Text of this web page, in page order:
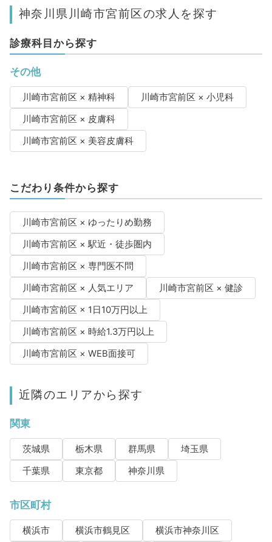
神奈川県川崎市宮前区の求人を探す
診療科目から探す
その他
川崎市宮前区 × 精神科
川崎市宮前区 × 小児科
川崎市宮前区 × 皮膚科
川崎市宮前区 × 美容皮膚科
こだわり条件から探す
川崎市宮前区 × ゆったりめ勤務
川崎市宮前区 × 駅近・徒歩圏内
川崎市宮前区 × 専門医不問
川崎市宮前区 × 人気エリア
川崎市宮前区 × 健診
川崎市宮前区 × 1日10万円以上
川崎市宮前区 × 時給1.3万円以上
川崎市宮前区 × WEB面接可
近隣のエリアから探す
関東
茨城県 栃木県 群馬県
埼玉県
千葉県
東京都 神奈川県
市区町村
横浜市 横浜市鶴見区
横浜市神奈川区